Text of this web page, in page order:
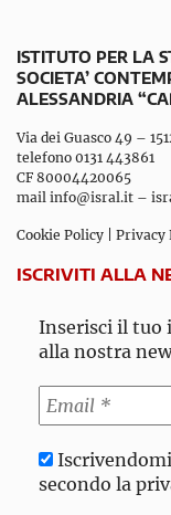
ISTITUTO PER LA
SOCIETA’
ALESSANDRIA
Via dei Guasco 49 –
telefono 0131 443861
CF 80004420065
mail info@isral.it –
Cookie Policy Privacy
ISCRIVITI ALLA
Inserisci il tuo
alla nostra
secondo la